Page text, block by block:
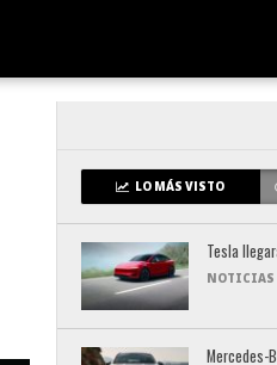
LO MÁS VISTO
Tesla
NOTICIAS
Mercedes-